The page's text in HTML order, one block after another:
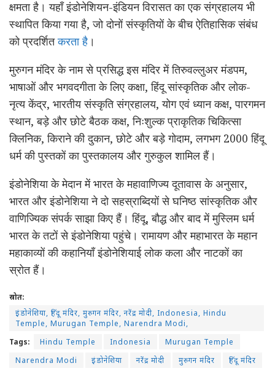
क्षमता है। यहाँ इंडोनेशियन-इंडियन विरासत का एक संग्रहालय भी
स्थापित किया गया है, जो दोनों संस्कृतियों के बीच ऐतिहासिक संबंध
को प्रदर्शितकरता है ।
मुरुगन मंदिर के नाम से प्रसिद्ध इस मंदिर में तिरुवल्लुअर मंडपम,
भाषाओं और भगवदगीता के लिए कक्षा, हिंदू सांस्कृतिक और लोक-
नृत्य केंद्र, भारतीय संस्कृति संग्रहालय, योग एवं ध्यान कक्ष, पारगमन
स्थान, बड़े और छोटे बैठक कक्ष, निःशुल्क प्राकृतिक चिकित्सा
क्लिनिक, किराने की दुकान, छोटे और बड़े गोदाम, लगभग 2000 हिंदू
धर्म की पुस्तकों का पुस्तकालय और गुरुकुल शामिल हैं।
इंडोनेशिया के मेदान में भारत के महावाणिज्य दूतावास के अनुसार,
भारत और इंडोनेशिया ने दो सहस्राब्दियों से घनिष्ठ सांस्कृतिक और
वाणिज्यिक संपर्क साझा किए हैं। हिंदू, बौद्ध और बाद में मुस्लिम धर्म
भारत के तटों से इंडोनेशिया पहुंचे। रामायण और महाभारत के महान
महाकाव्यों की कहानियाँ इंडोनेशियाई लोक कला और नाटकों का
स्रोत हैं।
स्रोत:
इंडोनेशिया, हिंदू मंदिर, मुरुगन मंदिर, नरेंद्र मोदी, Indonesia, Hindu
Temple, Murugan Temple, Narendra Modi,
Tags:
Hindu Temple Indonesia
Murugan Temple
Narendra Modi
इंडोनेशिया नरेंद्र मोदी मुरुगन मंदिर हिंदू मंदिर